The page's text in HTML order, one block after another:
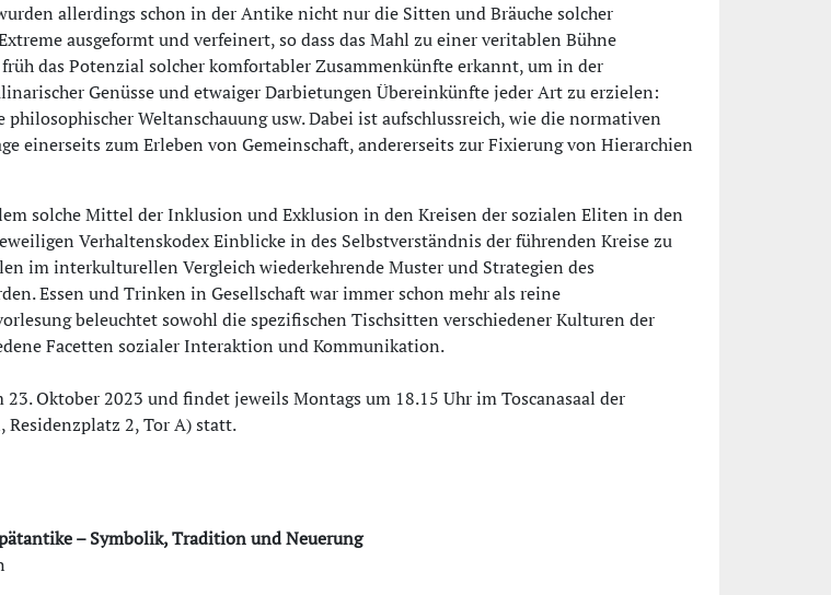
allerdings schon in der Antike nicht nur die Sitten und Bräuche solcher
ausgeformt und verfeinert, so dass das Mahl zu einer veritablen Bühne
das Potenzial solcher komfortabler Zusammenkünfte erkannt, um in der
Genüsse und etwaiger Darbietungen Übereinkünfte jeder Art zu erzielen:
philosophischer Weltanschauung usw. Dabei ist aufschlussreich, wie die normativen
einerseits zum Erleben von Gemeinschaft, andererseits zur Fixierung von Hierarchien
solche Mittel der Inklusion und Exklusion in den Kreisen der sozialen Eliten in den
Verhaltenskodex Einblicke in des Selbstverständnis der führenden Kreise zu
im interkulturellen Vergleich wiederkehrende Muster und Strategien des
Essen und Trinken in Gesellschaft war immer schon mehr als reine
beleuchtet sowohl die spezifischen Tischsitten verschiedener Kulturen der
Facetten sozialer Interaktion und Kommunikation.
Oktober 2023 und findet jeweils Montags um 18.15 Uhr im Toscanasaal der
Residenzplatz 2, Tor A) statt.
– Symbolik, Tradition und Neuerung